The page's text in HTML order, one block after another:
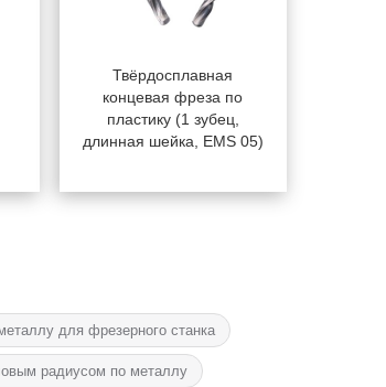
Твёрдосплавная
концевая фреза по
пластику (1 зубец,
длинная шейка, EMS 05)
для фрезерного станка
радиусом по металлу